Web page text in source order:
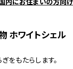
内にお住まいの方向け
ホワイトシェル
をもたらします。